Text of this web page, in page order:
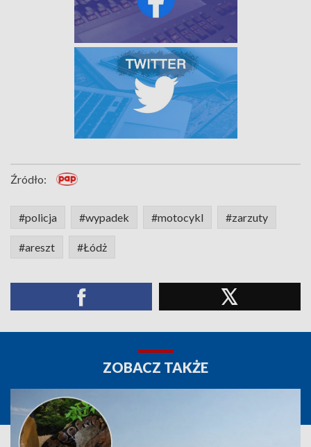
Źródło:
#policja #wypadek #motocykl #zarzuty
#areszt #Łódż
ZOBACZ TAKŻE